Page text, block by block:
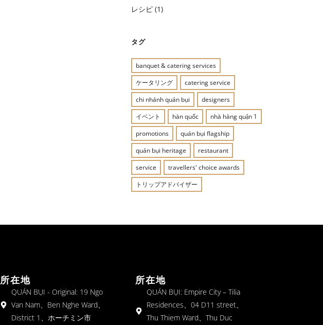
レシピ (1)
タグ
banquet & catering services
ケータリング
catering service
chi nhánh quán bụi
designers
イベント
hàn quốc
nhà hàng quận 1
promotions
quán bụi flagship
quán bụi heritage
restaurant
service
travellers' choice awards
トリップアドバイザー
所在地
QUÁN BỤI - Original: 19 Ngo
Van Nam、Ben Nghe Ward、
District 1、ホーチミン市
所在地
QUÁN BỤI: Empire City – Tilia
Residences、04 D11 street、
Thu Thiem Ward、Thu Duc